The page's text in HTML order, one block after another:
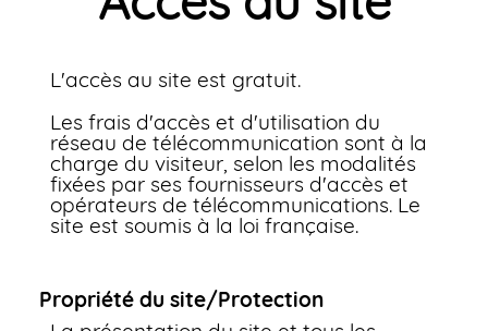
L'accès au site est gratuit.
Les frais d'accès et d'utilisation du
réseau de télécommunication sont à la
charge du visiteur, selon les modalités
fixées par ses fournisseurs d'accès et
opérateurs de télécommunications. Le
site est soumis à la loi française.
Propriété du site/Protection